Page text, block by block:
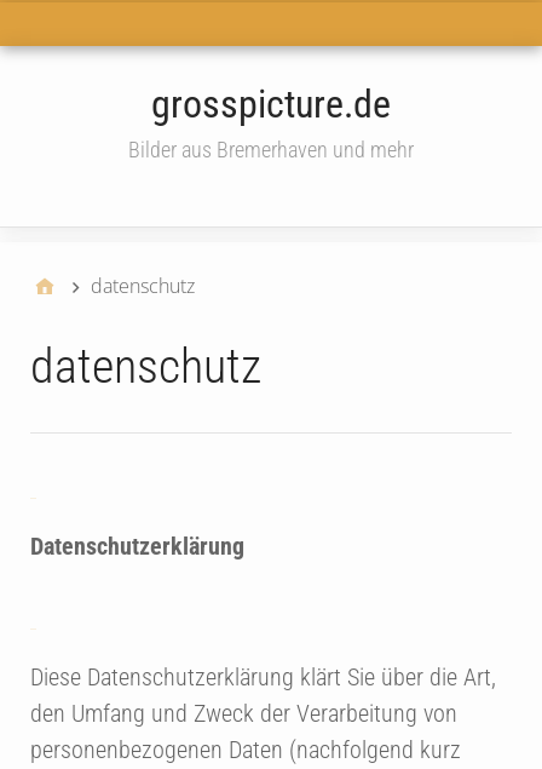
grosspicture.de
Bilder aus Bremerhaven und mehr
datenschutz
datenschutz
Datenschutzerklärung
Diese Datenschutzerklärung klärt Sie über die Art,
den Umfang und Zweck der Verarbeitung von
personenbezogenen Daten (nachfolgend kurz